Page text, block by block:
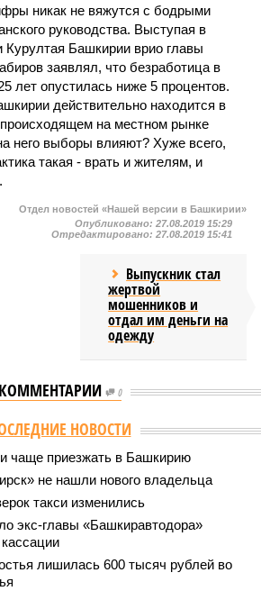
никак не вяжутся с бодрыми
руководства. Выступая в
Курултая Башкирии врио главы
заявлял, что безработица в
лет опустилась ниже 5 процентов.
действительно находится в
на местном рынке
него выборы влияют? Хуже всего,
такая - врать и жителям, и
Отдел новостей «Нашей версии в Башкирии»
Опубликовано: 27.08.2019 15:29
Отредактировано: 27.08.2019 15:41
Выпускник стал
жертвой
мошенников и
отдал им деньги на
одежду
КОММЕНТАРИИ 0
с Башкирии 13 млрд рублей по проекту
13 млрд рублей по проекту